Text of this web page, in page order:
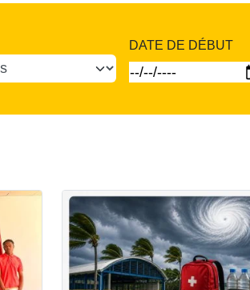
DATE DE DÉBUT